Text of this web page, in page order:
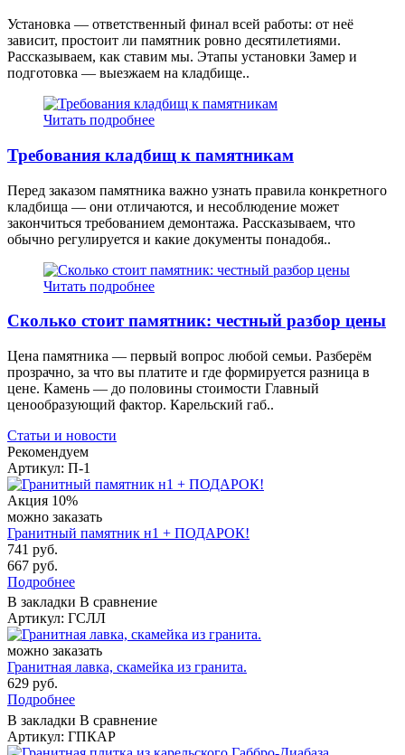
Установка — ответственный финал всей работы: от неё
зависит, простоит ли памятник ровно десятилетиями.
Рассказываем, как ставим мы. Этапы установки Замер и
подготовка — выезжаем на кладбище..
Читать подробнее
Требования кладбищ к памятникам
Перед заказом памятника важно узнать правила конкретного
кладбища — они отличаются, и несоблюдение может
закончиться требованием демонтажа. Рассказываем, что
обычно регулируется и какие документы понадобя..
Читать подробнее
Сколько стоит памятник: честный разбор цены
Цена памятника — первый вопрос любой семьи. Разберём
прозрачно, за что вы платите и где формируется разница в
цене. Камень — до половины стоимости Главный
ценообразующий фактор. Карельский габ..
Статьи и новости
Рекомендуем
Артикул: П-1
Акция 10%
можно заказать
Гранитный памятник н1 + ПОДАРОК!
741 руб.
667 руб.
Подробнее
В закладки В сравнение
Артикул: ГСЛЛ
можно заказать
Гранитная лавка, скамейка из гранита.
629 руб.
Подробнее
В закладки В сравнение
Артикул: ГПКАР